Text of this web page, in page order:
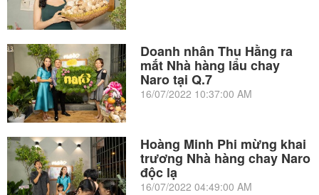
Doanh nhân Thu Hằng ra
mắt Nhà hàng lẩu chay
Naro tại Q.7
16/07/2022 10:37:00 AM
Hoàng Minh Phi mừng khai
trương Nhà hàng chay Naro
độc lạ
16/07/2022 04:49:00 AM